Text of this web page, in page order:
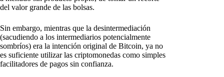
del valor grande de las bolsas.
Sin embargo, mientras que la desintermediación
(sacudiendo a los intermediarios potencialmente
sombríos) era la intención original de Bitcoin, ya no
es suficiente utilizar las criptomonedas como simples
facilitadores de pagos sin confianza.